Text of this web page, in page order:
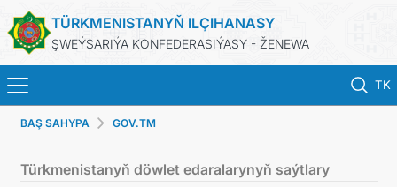
TÜRKMENISTANYŇ ILÇIHANASY
ŞWEÝSARIÝA KONFEDERASIÝASY - ŽENEWA
TK
HABARLAR
BAŞ SAHYPA GOV.TM
Türkmenistanyň döwlet edaralarynyň saýtlary